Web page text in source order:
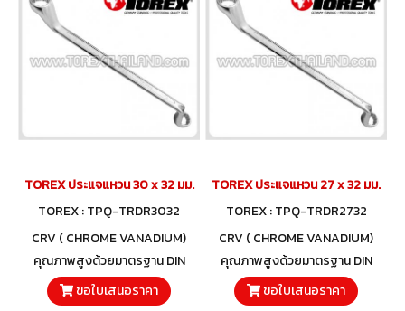
TOREX ประแจแหวน 30 x 32 มม.
TOREX : TPQ-TRDR3032
CRV ( CHROME VANADIUM)
คุณภาพสูงด้วยมาตรฐาน DIN
838 และวัสดุโครมวานาเดียม
ขอใบเสนอราคา
TOREX ประแจแหวน 27 x 32 มม.
TOREX : TPQ-TRDR2732
CRV ( CHROME VANADIUM)
คุณภาพสูงด้วยมาตรฐาน DIN
838 และวัสดุโครมวานาเดียม
ขอใบเสนอราคา